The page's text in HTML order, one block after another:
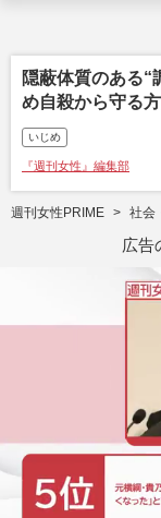
隠蔽体質のある“
め自殺から守る方
いじめ
『週刊女性』編集部
週刊女性PRIME 社会
広告